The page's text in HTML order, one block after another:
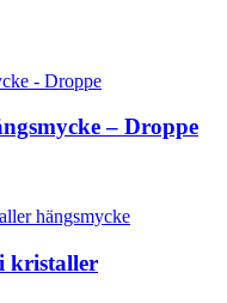
– Droppe
kristaller